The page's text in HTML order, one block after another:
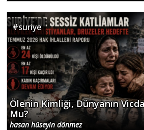
#suriye
Ölenin Kimliği, Dünyanın
Mu?
hasan hüseyin dönmez